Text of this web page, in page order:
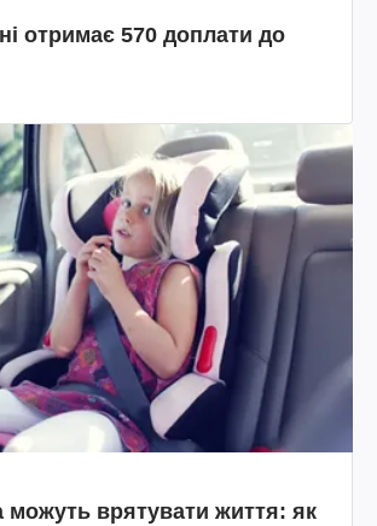
отримає 570 доплати до
можуть врятувати життя: як